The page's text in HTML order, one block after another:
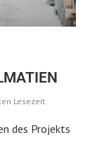
Lesezeit
des Projekts